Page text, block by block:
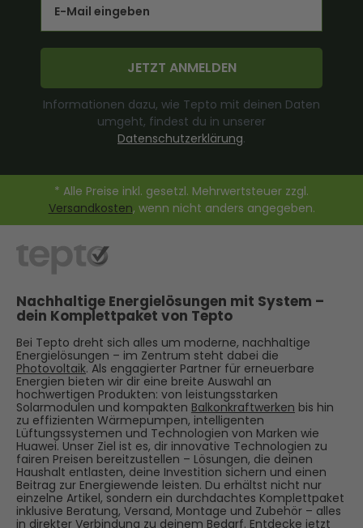
JETZT ANMELDEN
Informationen dazu, wie Tepto mit deinen Daten
umgeht, findest du in unserer
Datenschutzerklärung.
* Alle Preise inkl. gesetzl. Mehrwertsteuer zzgl.
Versandkosten, wenn nicht anders angegeben.
Nachhaltige Energielösungen mit System –
dein Komplettpaket von Tepto
Bei Tepto dreht sich alles um moderne, nachhaltige
Energielösungen – im Zentrum steht dabei die
Photovoltaik. Als engagierter Partner für erneuerbare
Energien bieten wir dir eine breite Auswahl an
hochwertigen Produkten: von leistungsstarken
Solarmodulen und kompakten Balkonkraftwerken bis hin
zu effizienten Wärmepumpen, intelligenten
Lüftungssystemen und Technologien von Marken wie
Huawei. Unser Ziel ist es, dir innovative Technologien zu
fairen Preisen bereitzustellen – Lösungen, die deinen
Haushalt entlasten, deine Investition sichern und einen
Beitrag zur Energiewende leisten. Du erhältst nicht nur
einzelne Artikel, sondern ein durchdachtes Komplettpaket
inklusive Beratung, Versand, Montage und Zubehör – alles
in direkter Verbindung zu deinem Bedarf. Entdecke jetzt